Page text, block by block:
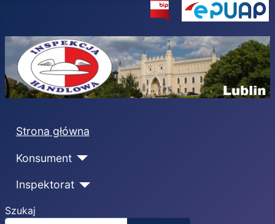
Strona główna
Konsument
Inspektorat
Szukaj